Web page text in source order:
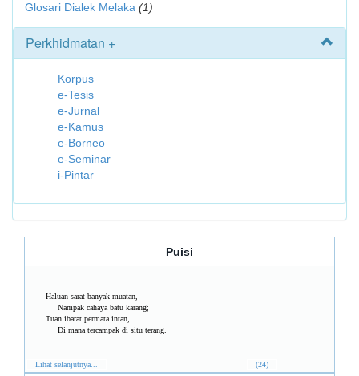
Glosari Dialek Melaka (1)
Perkhidmatan +
Korpus
e-Tesis
e-Jurnal
e-Kamus
e-Borneo
e-Seminar
i-Pintar
Puisi
Haluan sarat banyak muatan,
Nampak cahaya batu karang;
Tuan ibarat permata intan,
Di mana tercampak di situ terang.
Lihat selanjutnya... (24)